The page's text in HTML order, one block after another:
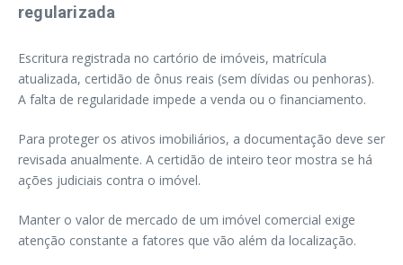
regularizada
Escritura registrada no cartório de imóveis, matrícula
atualizada, certidão de ônus reais (sem dívidas ou penhoras).
A falta de regularidade impede a venda ou o financiamento.
Para proteger os ativos imobiliários, a documentação deve ser
revisada anualmente. A certidão de inteiro teor mostra se há
ações judiciais contra o imóvel.
Manter o valor de mercado de um imóvel comercial exige
atenção constante a fatores que vão além da localização.